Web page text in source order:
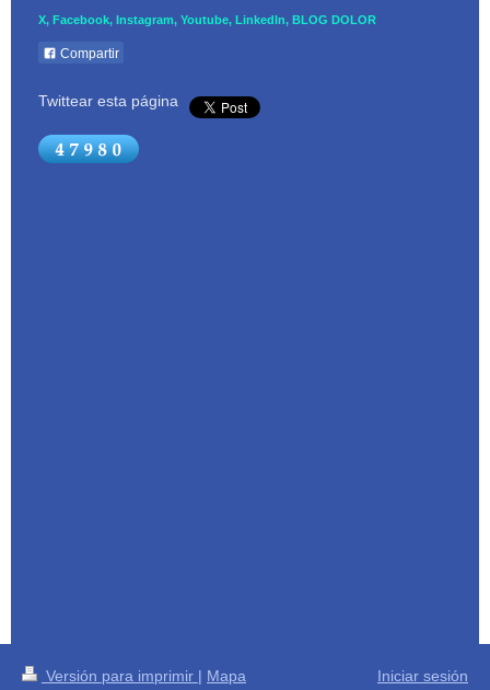
X, Facebook, Instagram, Youtube, LinkedIn, BLOG DOLOR
Compartir
Twittear esta página
Versión para imprimir | Mapa
Iniciar sesión